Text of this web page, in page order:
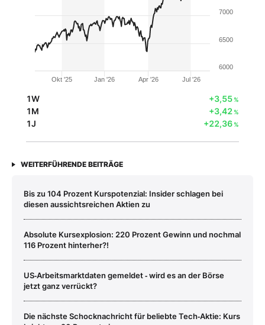
Okt '25 Jan '26 Apr '26 Jul '26
6000
6500
7000
1W +3,55%
1M +3,42%
1J +22,36%
WEITERFÜHRENDE BEITRÄGE
Bis zu 104 Prozent Kurspotenzial: Insider schlagen bei
diesen aussichtsreichen Aktien zu
Absolute Kursexplosion: 220 Prozent Gewinn und nochmal
116 Prozent hinterher?!
US‑Arbeitsmarktdaten gemeldet ‑ wird es an der Börse
jetzt ganz verrückt?
Die nächste Schocknachricht für beliebte Tech‑Aktie: Kurs